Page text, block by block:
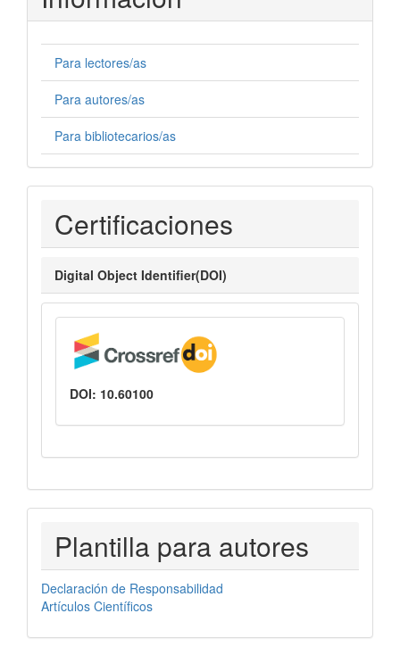
Para lectores/as
Para autores/as
Para bibliotecarios/as
Certificaciones
Certificaciones
Digital Object Identifier(DOI)
DOI: 10.60100
PLANTILLASAUTORES
Plantilla para autores
Declaración de Responsabilidad
Artículos Científicos